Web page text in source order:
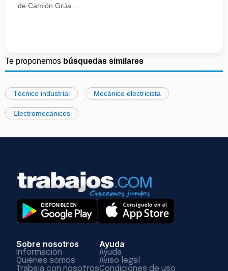
de Camión Grúa ...
Te proponemos búsquedas similares
Técnico industrial Mecánico electricista
Electromecánicos
Sobre nosotros
Información
Quiénes somos
Trabaja con nosotros
Ayuda
Ayuda
Aviso legal
Condiciones de uso